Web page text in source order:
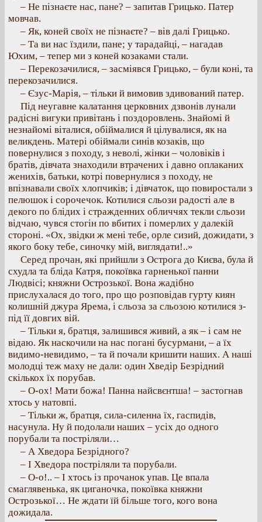
– Не пізнаєте нас, пане? – запитав Грицько. Патер
мовчав.
– Як, коней своїх не пізнаєте? – вів далі Грицько.
– Та ви нас їздили, пане; у тарадайці, – нагадав
Юхим, – тепер ми з коней козаками стали.
– Перекозачилися, – засміявся Грицько, – були коні, та
перекозачилися.
– Єзус-Марія, – тільки й вимовив здивований патер.
Під неугавне калатання церковних дзвонів лунали
радісні вигуки привітань і поздоровлень. Знайомі й
незнайомі віталися, обіймалися й цілувалися, як на
великдень. Матері обіймали синів козаків, що
повернулися з походу, з неволі, жінки – чоловіків і
братів, дівчата знаходили втрачених і давно оплаканих
женихів, батьки, котрі повернулися з походу, не
впізнавали своїх хлопчиків; і дівчаток, що повиростали з
пелюшок і сорочечок. Котилися сльози радості але в
декого по блідих і стражденних обличчях текли сльози
відчаю, чувся стогін по вбитих і померлих у далекій
стороні. «Ох, звідки ж мені тебе, орле сизий, дожидати, з
якого боку тебе, синочку мій, виглядати!..»
Серед прочан, які прийшли з Острога до Києва, була й
схудла та бліда Катря, покоївка гарненької панни
Людвісі; княжни Острозької. Вона жадібно
прислухалася до того, про що розповідав гурту киян
колишній джура Ярема, і сльоза за сльозою котилися з-
під її довгих вій.
– Тільки я, братця, залишився живий, а як – і сам не
відаю. Як наскочили на нас погані бусурмани, – а їх
видимо-невидимо, – та й почали кришити наших. А наші
молодці теж маху не дали: один Хведір Безрідний
скількох їх порубав.
– О-ох! Мати божа! Панна найсвєнтша! – застогнав
хтось у натовпі.
– Тільки ж, братця, сила-силенна їх, гаспидів,
насунула. Ну й подолали наших – усіх до одного
порубали та постріляли…
– А Хведора Безрідного?
– І Хведора постріляли та порубали.
– О-о!.. – І хтось із прочанок упав. Це впала
смаглявенька, як циганочка, покоївка княжни
Острозької… Не ждати їй більше того, кого вона
дожидала.